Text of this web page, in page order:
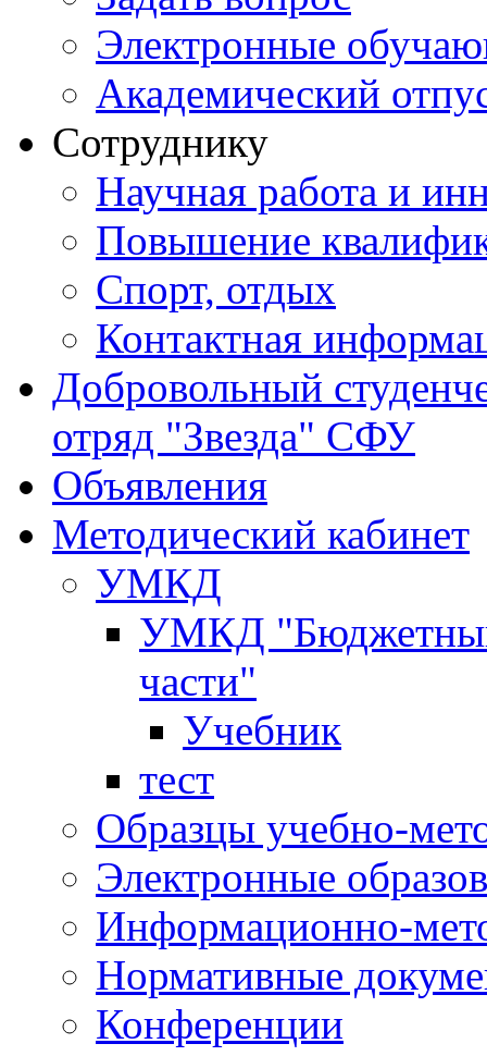
Электронные
Академический
Сотруднику
Научная работа и
Повышение
Спорт, отдых
Контактная
Добровольный
отряд "Звезда" СФУ
Объявления
Методический кабинет
УМКД
УМКД "Бюджетный
части"
Учебник
тест
Образцы учебно-
Электронные
Информационно-
Нормативные
Конференции